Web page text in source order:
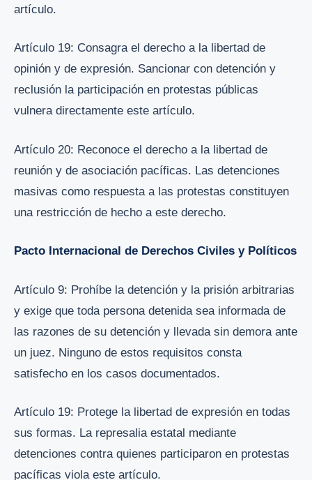
artículo.
Artículo 19: Consagra el derecho a la libertad de
opinión y de expresión. Sancionar con detención y
reclusión la participación en protestas públicas
vulnera directamente este artículo.
Artículo 20: Reconoce el derecho a la libertad de
reunión y de asociación pacíficas. Las detenciones
masivas como respuesta a las protestas constituyen
una restricción de hecho a este derecho.
Pacto Internacional de Derechos Civiles y Políticos
Artículo 9: Prohíbe la detención y la prisión arbitrarias
y exige que toda persona detenida sea informada de
las razones de su detención y llevada sin demora ante
un juez. Ninguno de estos requisitos consta
satisfecho en los casos documentados.
Artículo 19: Protege la libertad de expresión en todas
sus formas. La represalia estatal mediante
detenciones contra quienes participaron en protestas
pacíficas viola este artículo.